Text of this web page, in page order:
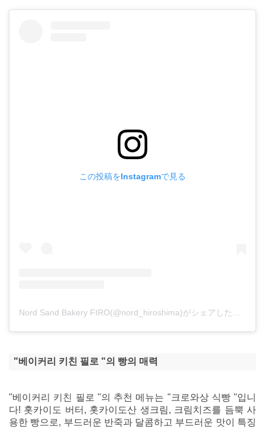
この投稿をInstagramで見る
Nord Sand Bakery FIRO(@nord_hiroshima)がシェアした投稿
"베이커리 키친 필로 "의 빵의 매력
"베이커리 키친 필로 "의 추천 메뉴는 "크로와상 식빵 "입니
다! 홋카이도 버터, 홋카이도산 생크림, 크림치즈를 듬뿍 사
용한 빵으로, 부드러운 반죽과 달콤하고 부드러운 맛이 특징